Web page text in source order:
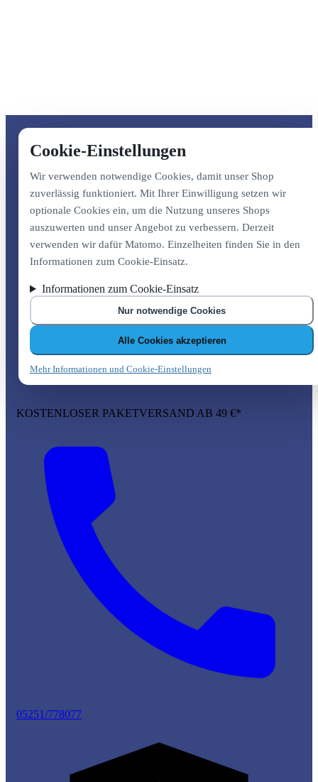
Cookie-Einstellungen
Wir verwenden notwendige Cookies, damit unser Shop
zuverlässig funktioniert. Mit Ihrer Einwilligung setzen wir
optionale Cookies ein, um die Nutzung unseres Shops
auszuwerten und unser Angebot zu verbessern. Derzeit
verwenden wir dafür Matomo. Einzelheiten finden Sie in den
Informationen zum Cookie-Einsatz.
Informationen zum Cookie-Einsatz
Nur notwendige Cookies
Alle Cookies akzeptieren
Mehr Informationen und Cookie-Einstellungen
KOSTENLOSER PAKETVERSAND AB 49 €*
05251/778077